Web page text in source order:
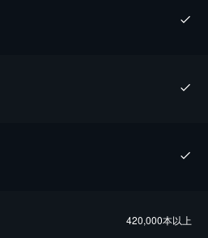
420,000本以上